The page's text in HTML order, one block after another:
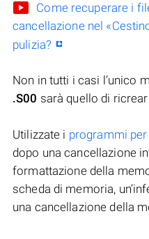
Come recuperare i
cancellazione nel
pulizia?
Non in tutti i casi l’unico
.S00 sarà quello di
Utilizzate i programmi
dopo una cancellazione
formattazione della
scheda di memoria,
una cancellazione della